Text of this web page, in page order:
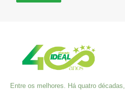
Entre os melhores. Há quatro décadas,